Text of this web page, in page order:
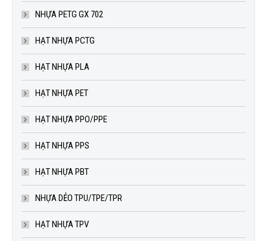
NHỰA PETG GX 702
HẠT NHỰA PCTG
HẠT NHỰA PLA
HẠT NHỰA PET
HẠT NHỰA PPO/PPE
HẠT NHỰA PPS
HẠT NHỰA PBT
NHỰA DẺO TPU/TPE/TPR
HẠT NHỰA TPV